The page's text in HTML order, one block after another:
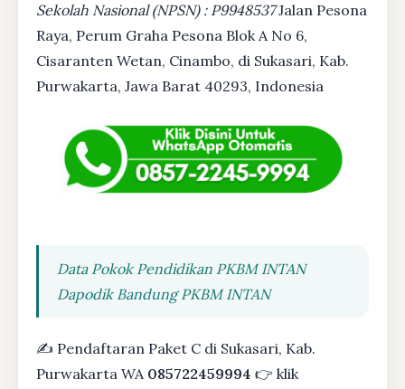
Sekolah Nasional (NPSN) : P9948537Jalan Pesona
Raya, Perum Graha Pesona Blok A No 6,
Cisaranten Wetan, Cinambo, di Sukasari, Kab.
Purwakarta, Jawa Barat 40293, Indonesia
Data Pokok Pendidikan PKBM INTAN
Dapodik Bandung PKBM INTAN
✍ Pendaftaran Paket C di Sukasari, Kab.
Purwakarta WA 085722459994 👉 klik